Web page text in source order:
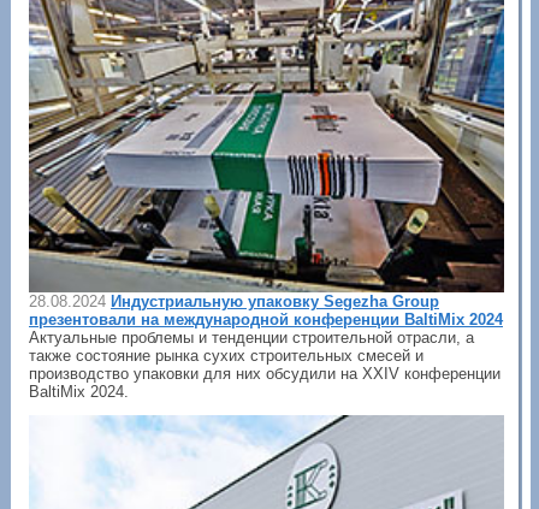
28.08.2024 Индустриальную упаковку Segezha Group
презентовали на международной конференции BaltiMix 2024
Актуальные проблемы и тенденции строительной отрасли, а
также состояние рынка сухих строительных смесей и
производство упаковки для них обсудили на XXIV конференции
BaltiMix 2024.